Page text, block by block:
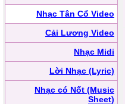
Nhạc Tân Cổ Video
Cải Lương Video
Nhạc Midi
Lời Nhạc (Lyric)
Nhạc có Nốt (Music
Sheet)